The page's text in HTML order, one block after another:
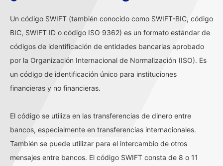
Un código SWIFT (también conocido como SWIFT-BIC, código
BIC, SWIFT ID o código ISO 9362) es un formato estándar de
códigos de identificación de entidades bancarias aprobado
por la Organización Internacional de Normalización (ISO). Es
un código de identificación único para instituciones
financieras y no financieras.
El código se utiliza en las transferencias de dinero entre
bancos, especialmente en transferencias internacionales.
También se puede utilizar para el intercambio de otros
mensajes entre bancos. El código SWIFT consta de 8 o 11